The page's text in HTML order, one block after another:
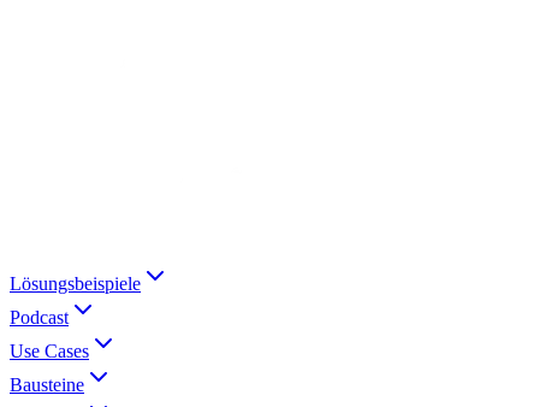
Lösungsbeispiele
Podcast
Use Cases
Bausteine